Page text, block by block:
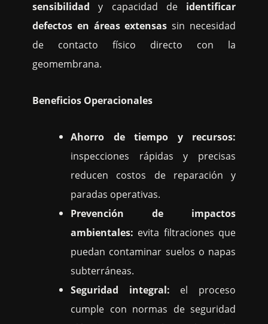
sensibilidad y capacidad de identificar
defectos en áreas extensas sin necesidad
de contacto físico directo con la
geomembrana.
Beneficios Operacionales
Ahorro de tiempo y recursos:
inspecciones rápidas y precisas
reducen costos de reparación y
paradas operativas.
Prevención de impactos
ambientales: evita filtraciones que
puedan contaminar suelos o napas
subterráneas.
Seguridad integral: el proceso
cumple con normas de seguridad